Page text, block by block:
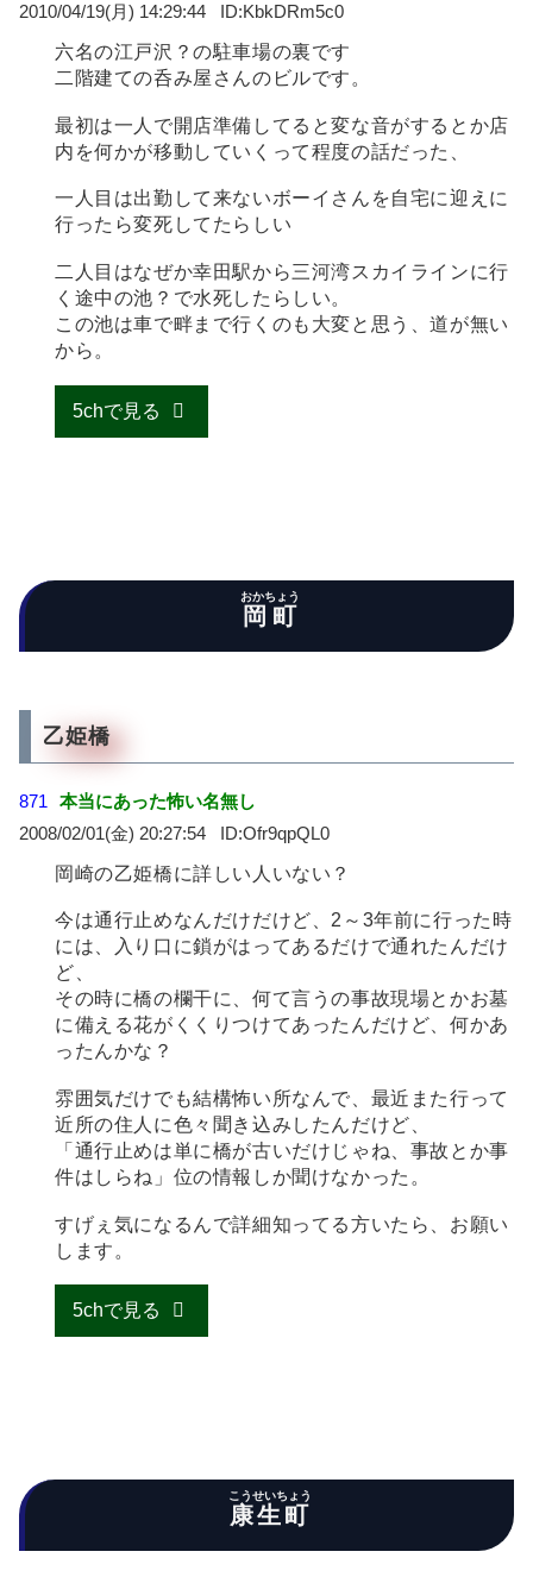
2010/04/19(月) 14:29:44
KbkDRm5c0
六名の江戸沢？の駐車場の裏です
二階建ての呑み屋さんのビルです。
最初は一人で開店準備してると変な音がするとか店
内を何かが移動していくって程度の話だった、
一人目は出勤して来ないボーイさんを自宅に迎えに
行ったら変死してたらしい
二人目はなぜか幸田駅から三河湾スカイラインに行
く途中の池？で水死したらしい。
この池は車で畔まで行くのも大変と思う、道が無い
から。
5chで見る
岡町
おかちょう
乙姫橋
871
本当にあった怖い名無し
2008/02/01(金) 20:27:54
Ofr9qpQL0
岡崎の乙姫橋に詳しい人いない？
今は通行止めなんだけだけど、2～3年前に行った時
には、入り口に鎖がはってあるだけで通れたんだけ
ど、
その時に橋の欄干に、何て言うの事故現場とかお墓
に備える花がくくりつけてあったんだけど、何かあ
ったんかな？
雰囲気だけでも結構怖い所なんで、最近また行って
近所の住人に色々聞き込みしたんだけど、
「通行止めは単に橋が古いだけじゃね、事故とか事
件はしらね」位の情報しか聞けなかった。
すげぇ気になるんで詳細知ってる方いたら、お願い
します。
5chで見る
康生町
こうせいちょう